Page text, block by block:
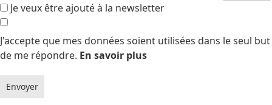
Je veux être ajouté à la newsletter
J'accepte que mes données soient utilisées dans le seul but
de me répondre. En savoir plus
Envoyer